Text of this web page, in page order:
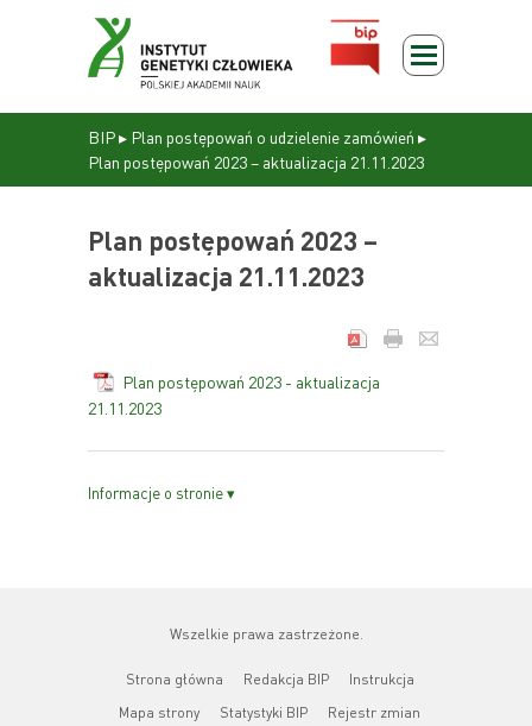
BIP▸ Plan postępowań o udzielenie zamówień ▸
Plan postępowań 2023 – aktualizacja 21.11.2023
Plan postępowań 2023 –
aktualizacja 21.11.2023
Plan postępowań 2023 - aktualizacja
21.11.2023
Informacje o stronie ▾
Wszelkie prawa zastrzeżone.
Strona główna Redakcja BIP
Instrukcja
Mapa strony
Statystyki BIP
Rejestr zmian